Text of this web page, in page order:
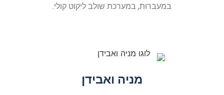
במעברות, במערכת שולב ליקוט קולי.
מניה ואבידן